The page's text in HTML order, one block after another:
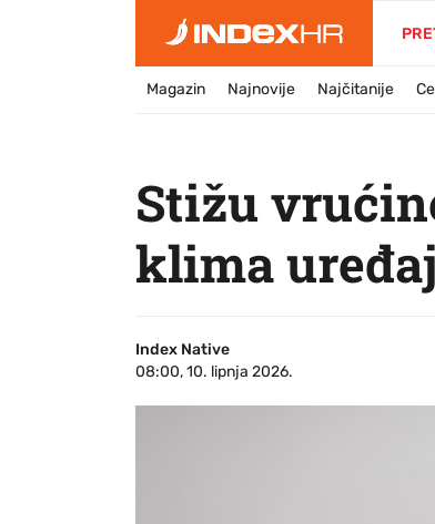
Magazin Najnovije Najčitanije
Stižu
klima
Index Native
08:00, 10. lipnja 2026.